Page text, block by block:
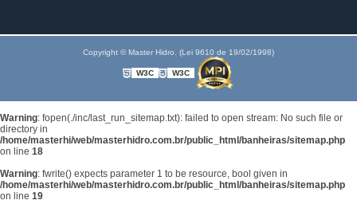
Copyright © Master Hidro. (Lei 9610 de 19/02/1998)
W3C W3C
Warning: fopen(./inc/last_run_sitemap.txt): failed to open stream: No such file or
directory in
/home/masterhi/web/masterhidro.com.br/public_html/banheiras/sitemap.php
on line 18
Warning: fwrite() expects parameter 1 to be resource, bool given in
/home/masterhi/web/masterhidro.com.br/public_html/banheiras/sitemap.php
on line 19